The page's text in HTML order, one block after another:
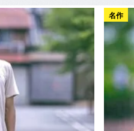
名作